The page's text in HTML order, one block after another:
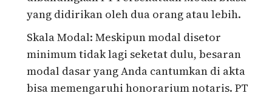
yang didirikan oleh dua orang atau lebih.
Skala Modal: Meskipun modal disetor
minimum tidak lagi seketat dulu, besaran
modal dasar yang Anda cantumkan di akta
bisa memengaruhi honorarium notaris. PT